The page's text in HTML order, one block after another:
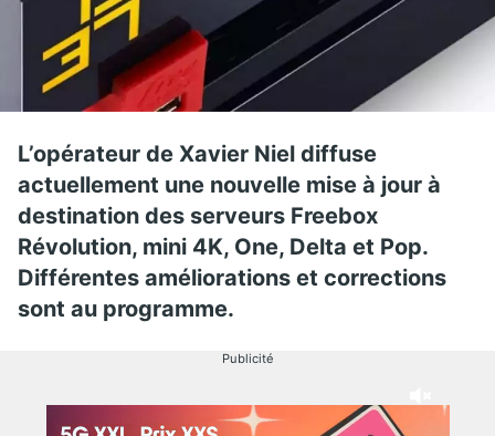
L’opérateur de Xavier Niel diffuse
actuellement une nouvelle mise à jour à
destination des serveurs Freebox
Révolution, mini 4K, One, Delta et Pop.
Différentes améliorations et corrections
sont au programme.
Publicité